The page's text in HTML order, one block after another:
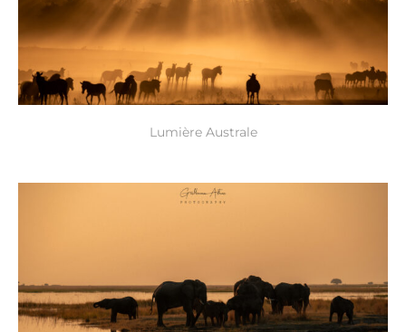
Lumière Australe